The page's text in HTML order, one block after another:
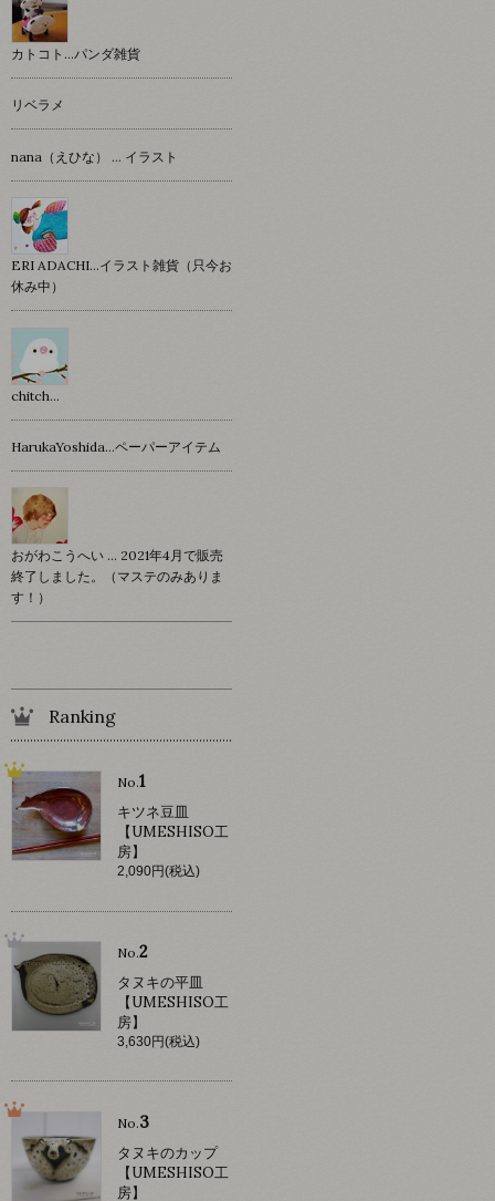
カトコト…パンダ雑貨
リベラメ
nana（えひな） … イラスト
ERI ADACHI...イラスト雑貨（只今お
休み中）
chitch…
HarukaYoshida…ペーパーアイテム
おがわこうへい … 2021年4月で販売
終了しました。（マステのみありま
す！）
Ranking
No.1
キツネ豆皿
【UMESHISO工
房】
2,090円(税込)
No.2
タヌキの平皿
【UMESHISO工
房】
3,630円(税込)
No.3
タヌキのカップ
【UMESHISO工
房】